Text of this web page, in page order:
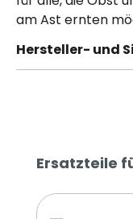
am Ast ernten
Hersteller- und
Ersatzteile